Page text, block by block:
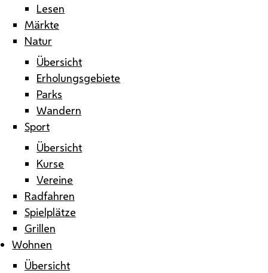
Lesen
Märkte
Natur
Übersicht
Erholungsgebiete
Parks
Wandern
Sport
Übersicht
Kurse
Vereine
Radfahren
Spielplätze
Grillen
Wohnen
Übersicht